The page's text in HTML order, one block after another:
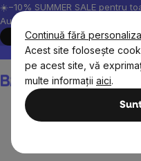
Continuă fără
Acest site folosește
pe acest site, vă
multe informații aici.
Treci
la
conținut
☀️−10% SUMMER SALE pentru
August, 2026.
Peste 200.000 de recenzii